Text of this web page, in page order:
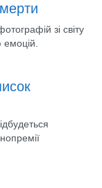
зі світу